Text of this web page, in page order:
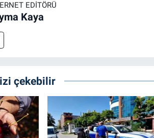
EDITÖRÜ
Kaya
çekebilir